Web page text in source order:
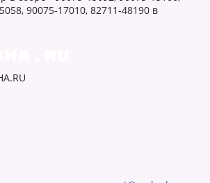
90075-17010, 82711-48190 в